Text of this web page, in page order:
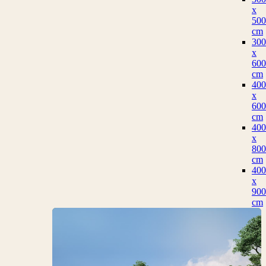
x
500
cm
300
x
600
cm
400
x
600
cm
400
x
800
cm
400
x
900
cm